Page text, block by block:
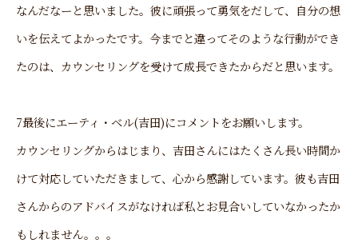
なんだなーと思いました。彼に頑張って勇気をだして、自分の想
いを伝えてよかったです。今までと違ってそのような行動ができ
たのは、カウンセリングを受けて成長できたからだと思います。
7最後にエーティ・ベル(吉田)にコメントをお願いします。
カウンセリングからはじまり、吉田さんにはたくさん長い時間か
けて対応していただきまして、心から感謝しています。彼も吉田
さんからのアドバイスがなければ私とお見合いしていなかったか
もしれません。。。